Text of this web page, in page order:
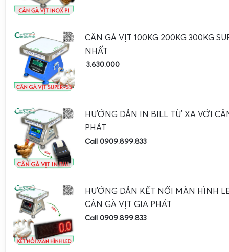
CÂN GÀ VỊT 100KG 200KG 300KG
NHẤT
3.630.000
HƯỚNG DẪN IN BILL TỪ XA VỚI
PHÁT
Call 0909.899.833
HƯỚNG DẪN KẾT NỐI MÀN HÌNH
CÂN GÀ VỊT GIA PHÁT
Call 0909.899.833